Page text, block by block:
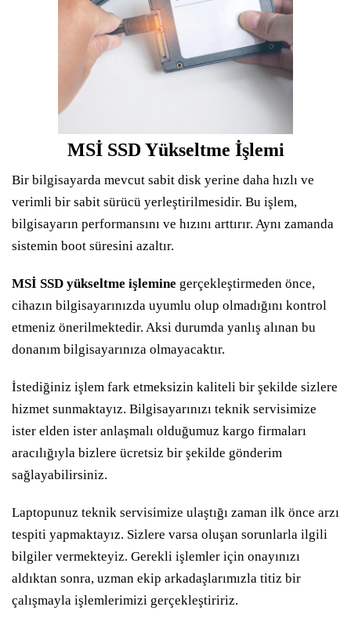
MSİ SSD Yükseltme İşlemi
Bir bilgisayarda mevcut sabit disk yerine daha hızlı ve
verimli bir sabit sürücü yerleştirilmesidir. Bu işlem,
bilgisayarın performansını ve hızını arttırır. Aynı zamanda
sistemin boot süresini azaltır.
MSİ SSD yükseltme işlemine gerçekleştirmeden önce,
cihazın bilgisayarınızda uyumlu olup olmadığını kontrol
etmeniz önerilmektedir. Aksi durumda yanlış alınan bu
donanım bilgisayarınıza olmayacaktır.
İstediğiniz işlem fark etmeksizin kaliteli bir şekilde sizlere
hizmet sunmaktayız. Bilgisayarınızı teknik servisimize
ister elden ister anlaşmalı olduğumuz kargo firmaları
aracılığıyla bizlere ücretsiz bir şekilde gönderim
sağlayabilirsiniz.
Laptopunuz teknik servisimize ulaştığı zaman ilk önce arzı
tespiti yapmaktayız. Sizlere varsa oluşan sorunlarla ilgili
bilgiler vermekteyiz. Gerekli işlemler için onayınızı
aldıktan sonra, uzman ekip arkadaşlarımızla titiz bir
çalışmayla işlemlerimizi gerçekleştiririz.